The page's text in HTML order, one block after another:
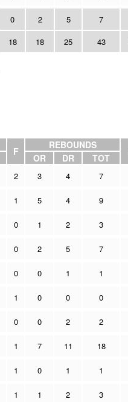
0 2 5 7
18 18 25 43
F
REBOUNDS
OR DR TOT
2 3 4 7
1 5 4 9
0 1 2 3
0 2 5 7
0 0 1 1
1 0 0 0
0 0 2 2
1 7 11 18
1 0 1 1
1 1 2 3